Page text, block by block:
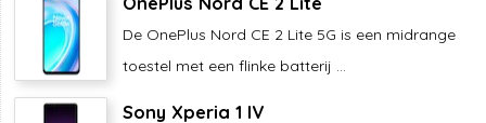
De OnePlus Nord CE 2 Lite 5G is een midrange
toestel met een flinke batterij ...
Sony Xperia 1 IV